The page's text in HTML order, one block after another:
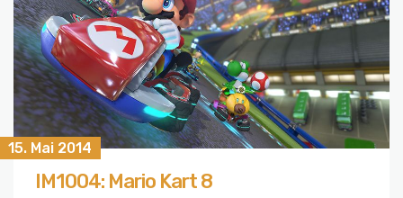
15. Mai 2014
IM1004: Mario Kart 8